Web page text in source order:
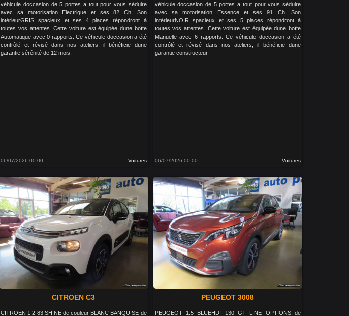
véhicule doccasion de 5 portes a tout pour vous séduire
avec sa motorisation Electrique et ses 82 Ch. Son
intérieurGRIS spacieux et ses 4 places répondront à
toutes vos attentes. Cette voiture est équipée dune boîte
Automatique avec 0 rapports. Ce véhicule doccasion a été
contrôlé et révisé dans nos ateliers, il bénéficie dune
garantie sérénité de 12 mois.
06/07/2026 00:00 Voitures
véhicule doccasion de 5 portes a tout pour vous séduire
avec sa motorisation Essence et ses 91 Ch. Son
intérieurNOIR spacieux et ses 5 places répondront à
toutes vos attentes. Cette voiture est équipée dune boîte
Manuelle avec 6 rapports. Ce véhicule doccasion a été
contrôlé et révisé dans nos ateliers, il bénéficie dune
garantie constructeur .
06/07/2026 00:00 Voitures
CITROEN C3
CITROEN 1.2 83 SHINE de couleur BLANC BANQUISE de
PEUGEOT 3008
PEUGEOT 1.5 BLUEHDI 130 GT LINE OPTIONS de